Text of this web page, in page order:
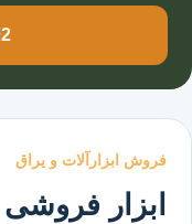
فروش ابزارآلات و یراق
ابزار